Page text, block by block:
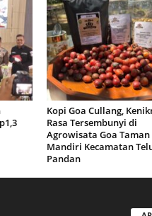
Kopi Goa Cullang,
Rasa Tersembunyi di
Agrowisata Goa Taman
Mandiri Kecamatan
Pandan